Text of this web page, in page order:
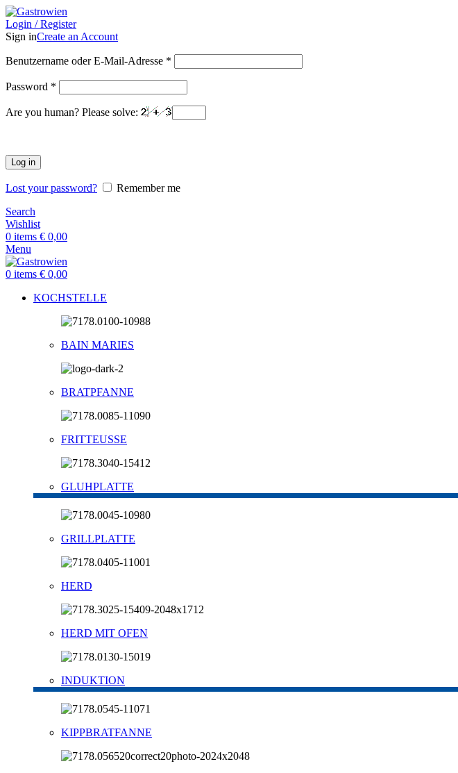
Login / Register
Sign inCreate an Account
Benutzername oder E-Mail-Adresse *
Password *
Are you human? Please solve:
Log in
Lost your password?
Remember me
Search
Wishlist
0 items € 0,00
Menu
0 items € 0,00
KOCHSTELLE
BAIN MARIES
BRATPFANNE
FRITTEUSSE
GLUHPLATTE
GRILLPLATTE
HERD
HERD MIT OFEN
INDUKTION
KIPPBRATFANNE